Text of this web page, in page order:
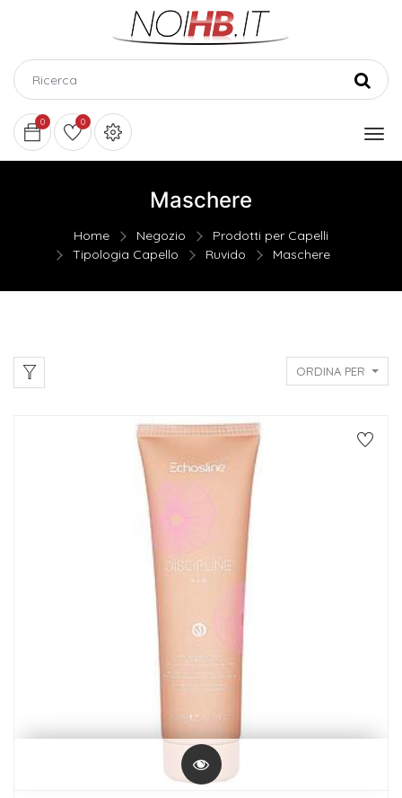
0 0
Maschere
Home Negozio
Prodotti per Capelli
Tipologia Capello
Ruvido Maschere
ORDINA PER